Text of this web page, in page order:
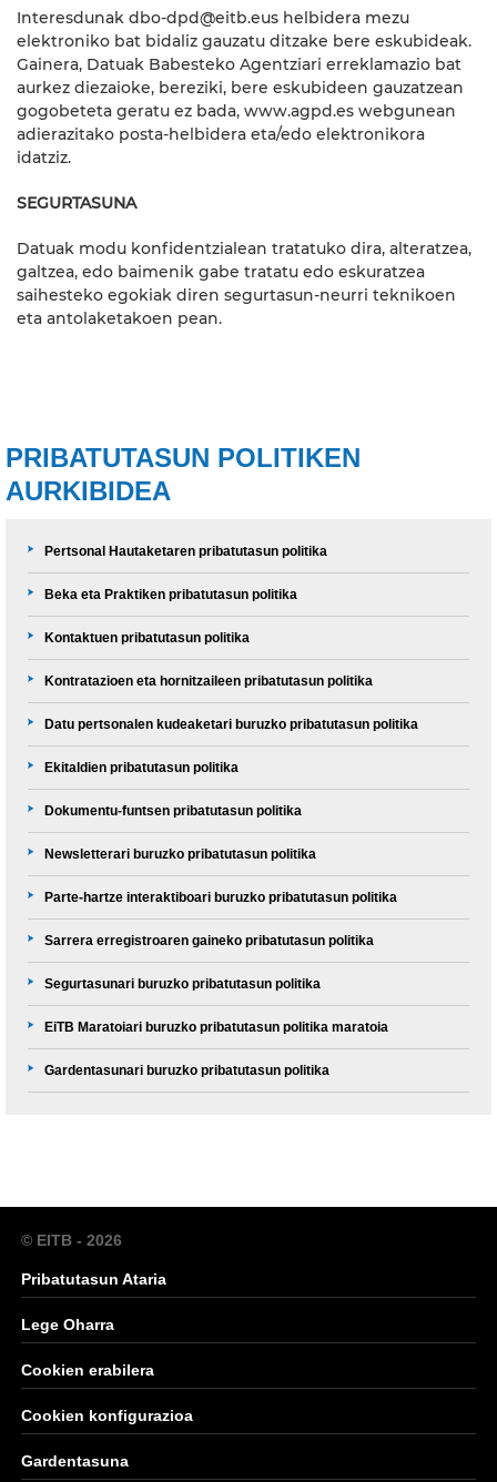
Interesdunak dbo-dpd@eitb.eus helbidera mezu
elektroniko bat bidaliz gauzatu ditzake bere eskubideak.
Gainera, Datuak Babesteko Agentziari erreklamazio bat
aurkez diezaioke, bereziki, bere eskubideen gauzatzean
gogobeteta geratu ez bada, www.agpd.es webgunean
adierazitako posta-helbidera eta/edo elektronikora
idatziz.
SEGURTASUNA
Datuak modu konfidentzialean tratatuko dira, alteratzea,
galtzea, edo baimenik gabe tratatu edo eskuratzea
saihesteko egokiak diren segurtasun-neurri teknikoen
eta antolaketakoen pean.
PRIBATUTASUN POLITIKEN
AURKIBIDEA
Pertsonal Hautaketaren pribatutasun politika
Beka eta Praktiken pribatutasun politika
Kontaktuen pribatutasun politika
Kontratazioen eta hornitzaileen pribatutasun politika
Datu pertsonalen kudeaketari buruzko pribatutasun politika
Ekitaldien pribatutasun politika
Dokumentu-funtsen pribatutasun politika
Newsletterari buruzko pribatutasun politika
Parte-hartze interaktiboari buruzko pribatutasun politika
Sarrera erregistroaren gaineko pribatutasun politika
Segurtasunari buruzko pribatutasun politika
EiTB Maratoiari buruzko pribatutasun politika maratoia
Gardentasunari buruzko pribatutasun politika
© EITB - 2026
Pribatutasun Ataria
Lege Oharra
Cookien erabilera
Cookien konfigurazioa
Gardentasuna